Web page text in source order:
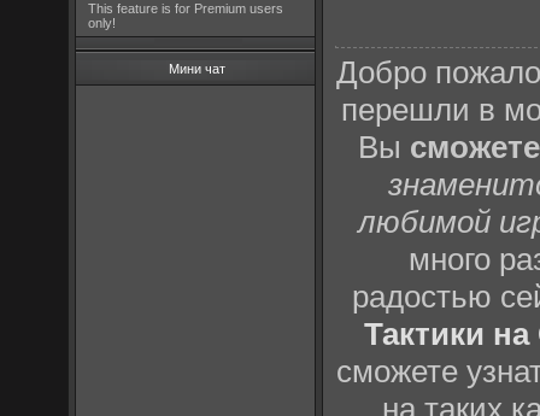
This feature is for Premium users
only!
Мини чат
Добро
перешли в
Вы
любимой
много
радостью
Тактики
сможете